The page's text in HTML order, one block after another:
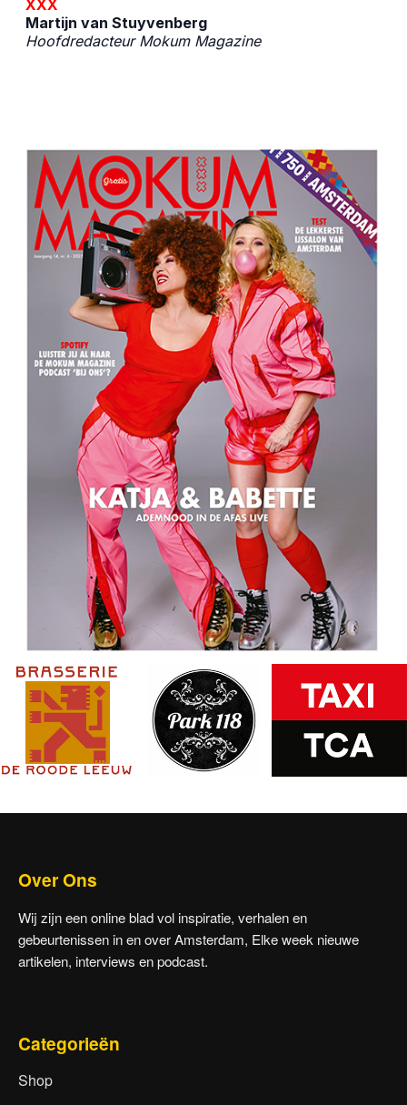
XXX
Martijn van Stuyvenberg
Hoofdredacteur Mokum Magazine
Over Ons
Wij zijn een online blad vol inspiratie, verhalen en
gebeurtenissen in en over Amsterdam, Elke week nieuwe
artikelen, interviews en podcast.
Categorieën
Shop